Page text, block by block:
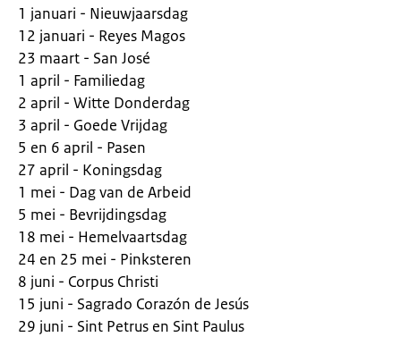
1 januari - Nieuwjaarsdag
12 januari - Reyes Magos
23 maart - San José
1 april - Familiedag
2 april - Witte Donderdag
3 april - Goede Vrijdag
5 en 6 april - Pasen
27 april - Koningsdag
1 mei - Dag van de Arbeid
5 mei - Bevrijdingsdag
18 mei - Hemelvaartsdag
24 en 25 mei - Pinksteren
8 juni - Corpus Christi
15 juni - Sagrado Corazón de Jesús
29 juni - Sint Petrus en Sint Paulus